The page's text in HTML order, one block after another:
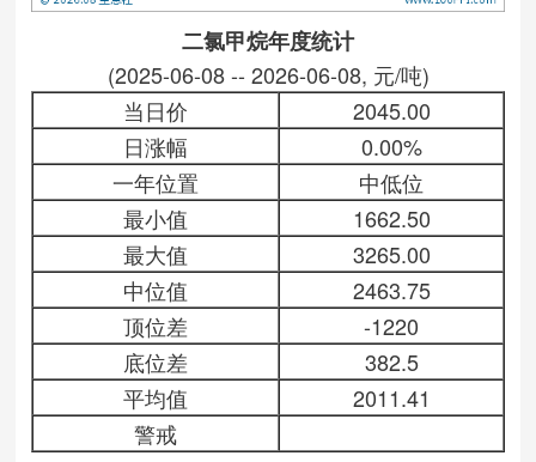
二氯甲烷年度统计
(2025-06-08 -- 2026-06-08, 元/吨)
当日价
2045.00
日涨幅
0.00%
一年位置
中低位
最小值
1662.50
最大值
3265.00
中位值
2463.75
顶位差
-1220
底位差
382.5
平均值
2011.41
警戒